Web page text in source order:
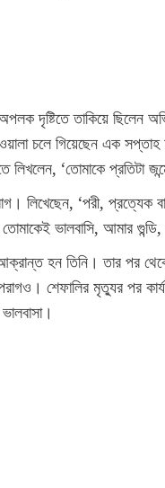
দৃষ্টিতে তাকিয়ে ছিলেন
চলে গিয়েছেন এক
লিখলেন, ‘তোমাকে প্রতিটা
লিখেছেন, ‘পরী,
ভালবাসি, আমার
হন তিনি। তার পর
শেফালির মৃত্যুর পর